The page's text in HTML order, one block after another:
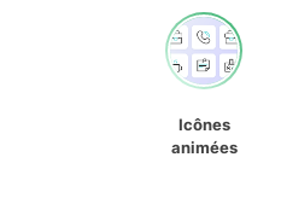
Icônes
animées